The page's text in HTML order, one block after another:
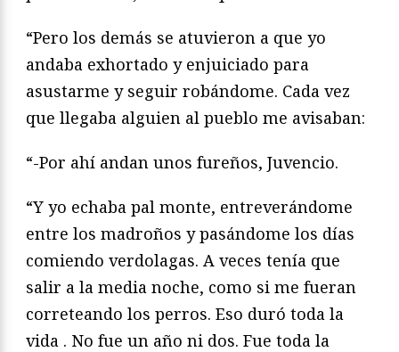
“Pero los demás se atuvieron a que yo
andaba exhortado y enjuiciado para
asustarme y seguir robándome. Cada vez
que llegaba alguien al pueblo me avisaban:
“-Por ahí andan unos fureños, Juvencio.
“Y yo echaba pal monte, entreverándome
entre los madroños y pasándome los días
comiendo verdolagas. A veces tenía que
salir a la media noche, como si me fueran
correteando los perros. Eso duró toda la
vida . No fue un año ni dos. Fue toda la